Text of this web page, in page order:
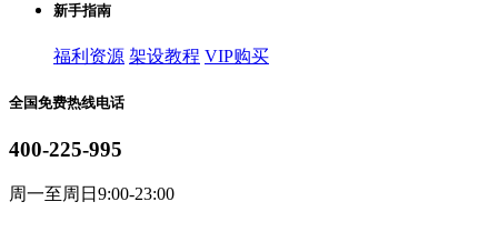
新手指南
福利资源 架设教程 VIP购买
全国免费热线电话
400-225-995
周一至周日9:00-23:00